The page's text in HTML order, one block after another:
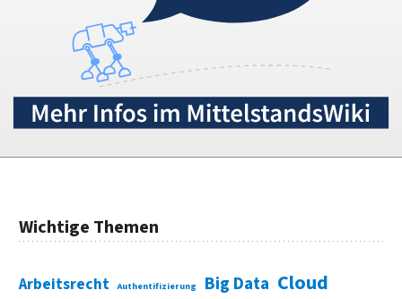
Wichtige Themen
Arbeitsrecht Authentifizierung Big Data Cloud